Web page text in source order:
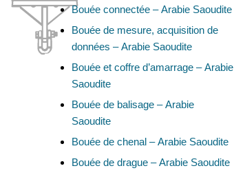
Bouée connectée – Arabie Saoudite
Bouée de mesure, acquisition de
données – Arabie Saoudite
Bouée et coffre d’amarrage – Arabie
Saoudite
Bouée de balisage – Arabie
Saoudite
Bouée de chenal – Arabie Saoudite
Bouée de drague – Arabie Saoudite